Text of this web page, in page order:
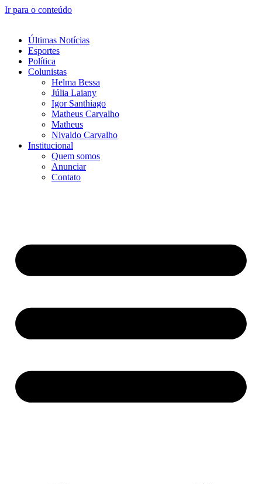
Ir para o conteúdo
Últimas Notícias
Esportes
Política
Colunistas
Helma Bessa
Júlia Laiany
Igor Santhiago
Matheus Carvalho
Matheus
Nivaldo Carvalho
Institucional
Quem somos
Anunciar
Contato